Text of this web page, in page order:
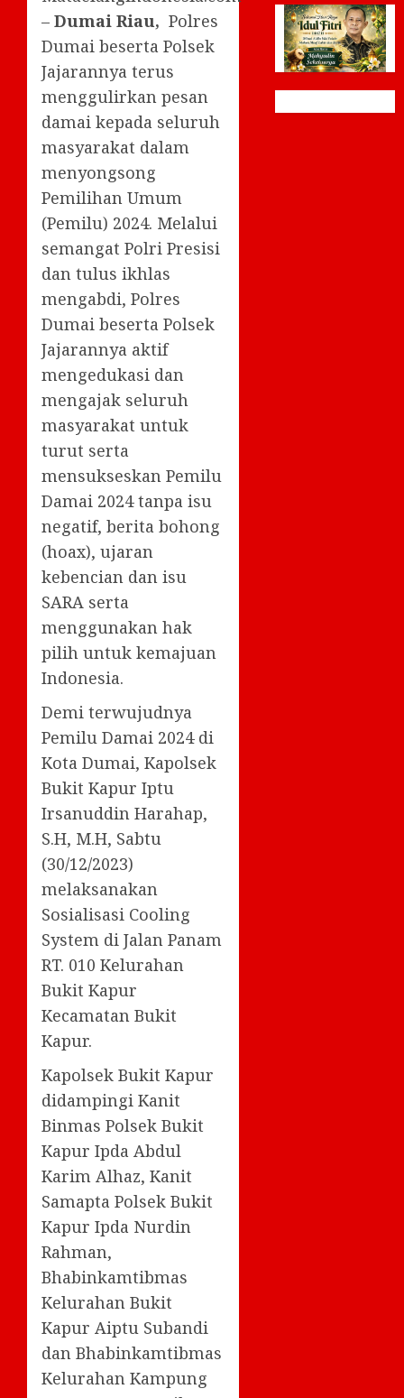
– Dumai Riau, Polres
Dumai beserta Polsek
Jajarannya terus
menggulirkan pesan
damai kepada seluruh
masyarakat dalam
menyongsong
Pemilihan Umum
(Pemilu) 2024. Melalui
semangat Polri Presisi
dan tulus ikhlas
mengabdi, Polres
Dumai beserta Polsek
Jajarannya aktif
mengedukasi dan
mengajak seluruh
masyarakat untuk
turut serta
mensukseskan Pemilu
Damai 2024 tanpa isu
negatif, berita bohong
(hoax), ujaran
kebencian dan isu
SARA serta
menggunakan hak
pilih untuk kemajuan
Indonesia.
Demi terwujudnya
Pemilu Damai 2024 di
Kota Dumai, Kapolsek
Bukit Kapur Iptu
Irsanuddin Harahap,
S.H, M.H, Sabtu
(30/12/2023)
melaksanakan
Sosialisasi Cooling
System di Jalan Panam
RT. 010 Kelurahan
Bukit Kapur
Kecamatan Bukit
Kapur.
Kapolsek Bukit Kapur
didampingi Kanit
Binmas Polsek Bukit
Kapur Ipda Abdul
Karim Alhaz, Kanit
Samapta Polsek Bukit
Kapur Ipda Nurdin
Rahman,
Bhabinkamtibmas
Kelurahan Bukit
Kapur Aiptu Subandi
dan Bhabinkamtibmas
Kelurahan Kampung